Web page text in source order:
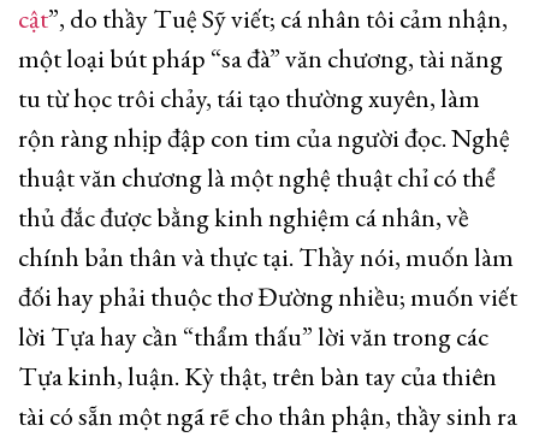
cật”, do thầy Tuệ Sỹ viết; cá nhân tôi cảm nhận,
một loại bút pháp “sa đà” văn chương, tài năng
tu từ học trôi chảy, tái tạo thường xuyên, làm
rộn ràng nhịp đập con tim của người đọc. Nghệ
thuật văn chương là một nghệ thuật chỉ có thể
thủ đắc được bằng kinh nghiệm cá nhân, về
chính bản thân và thực tại. Thầy nói, muốn làm
đối hay phải thuộc thơ Đường nhiều; muốn viết
lời Tựa hay cần “thẩm thấu” lời văn trong các
Tựa kinh, luận. Kỳ thật, trên bàn tay của thiên
tài có sẵn một ngã rẽ cho thân phận, thầy sinh ra